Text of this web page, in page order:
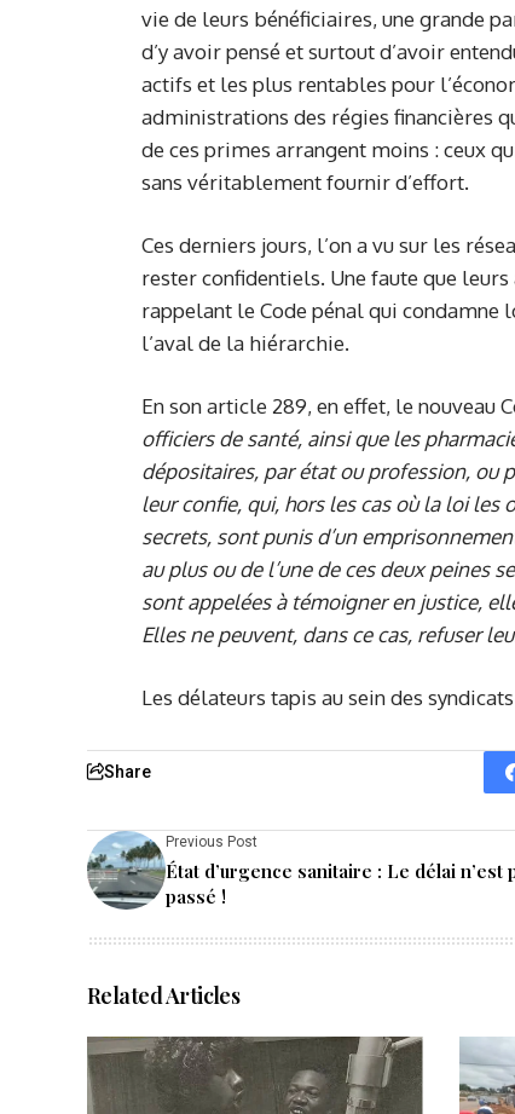
vie de leurs bénéficiaires, une grande
d’y avoir pensé et surtout d’avoir
actifs et les plus rentables pour
administrations des régies financières
de ces primes arrangent moins : ceux
sans véritablement fournir d’effort.
Ces derniers jours, l’on a vu sur les
rester confidentiels. Une faute que
rappelant le Code pénal qui
l’aval de la hiérarchie.
En son article 289, en effet, le nouveau
officiers de santé, ainsi que les
dépositaires, par état ou profession, ou
leur confie, qui, hors les cas où la loi
secrets, sont punis d’un
au plus ou de l’une de ces deux peines
sont appelées à témoigner en justice,
Elles ne peuvent, dans ce cas, refuser
Les délateurs tapis au sein des
Share
Previous Post
État d’urgence sanitaire : Le délai n’est
passé !
Related Articles